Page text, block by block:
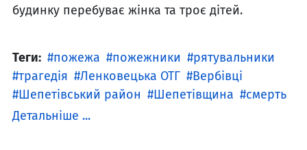
будинку перебуває жінка та троє дітей.
Теги: пожежа пожежники
рятувальники
трагедія
Ленковецька ОТГ
Вербівці
Шепетівський район
Шепетівщина
смерть
Детальніше ...